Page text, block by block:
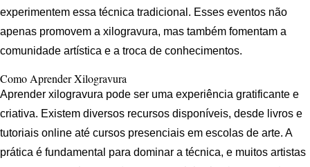
experimentem essa técnica tradicional. Esses eventos não
apenas promovem a xilogravura, mas também fomentam a
comunidade artística e a troca de conhecimentos.
Como Aprender Xilogravura
Aprender xilogravura pode ser uma experiência gratificante e
criativa. Existem diversos recursos disponíveis, desde livros e
tutoriais online até cursos presenciais em escolas de arte. A
prática é fundamental para dominar a técnica, e muitos artistas